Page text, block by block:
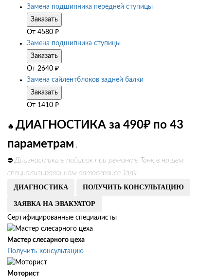
Замена подшипника передней ступицы
Заказать
От 4580 ₽
Замена подшипника ступицы
Заказать
От 2640 ₽
Замена сайлентблоков задней балки
Заказать
От 1410 ₽
🔥 ДИАГНОСТИКА за 490₽ по 43
параметрам .
⛔ Диагностика в подарок при ремонте Танк в нашем
специализированном автосервисе Tank
ДИАГНОСТИКА ПОЛУЧИТЬ КОНСУЛЬТАЦИЮ
ЗАЯВКА НА ЭВАКУАТОР
Сертифицированные специалисты
Мастер слесарного цеха
Получить консультацию
Моторист